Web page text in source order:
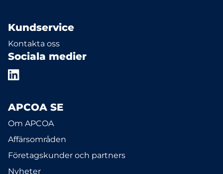
Kundservice
Kontakta oss
Sociala medier
APCOA SE
Om APCOA
Affärsområden
Företagskunder och partners
Nyheter